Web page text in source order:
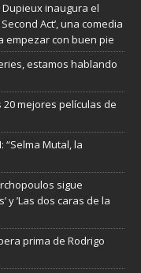
Dupieux inaugura el
Act’, una comedia
empezar con buen pie
estamos hablando
20 mejores películas de
“Selma Mutal, la
sigue
y ’Las dos caras de la
prima de Rodrigo